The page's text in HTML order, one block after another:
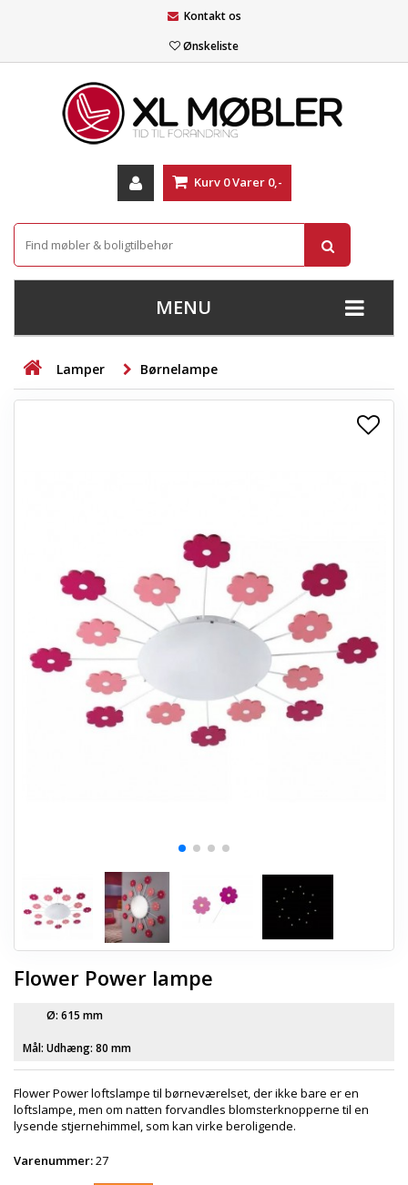
Kontakt os
Ønskeliste
Kurv 0Varer 0,-
MENU
+
STUE
+
+
ENTREMØBLER
HAVEMØBLER
Lamper Børnelampe
Flower Power lampe
Mål:
Ø: 615 mm
Udhæng: 80 mm
Flower Power loftslampe til børneværelset, der ikke bare er en
loftslampe, men om natten forvandles blomsterknopperne til en
lysende stjernehimmel, som kan virke beroligende.
Varenummer:27